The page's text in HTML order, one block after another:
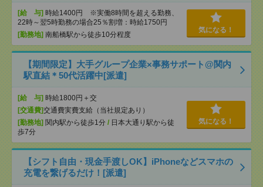
[給 与] 時給1400円 ※実働8時間を超える勤務、
22時～翌5時勤務の場合25％割増：時給1750円
[勤務地] 南船橋駅から徒歩10分程度
気になる！
【期間限定】大手グループ企業×事務サポート@関内
駅直結＊50代活躍中[派遣]
[給 与] 時給1800円＋交
[交通費]交通費実費支給（当社規定あり）
[勤務地] 関内駅から徒歩1分 / 日本大通り駅から徒
歩7分
気になる！
【シフト自由・現金手渡しOK】iPhoneなどスマホの
充電を繋げるだけ！[派遣]